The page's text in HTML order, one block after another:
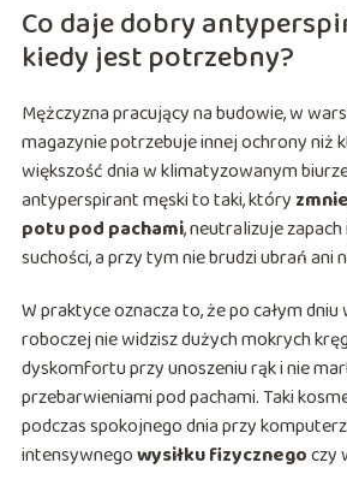
Co daje dobry
kiedy jest potrzebny?
Mężczyzna pracujący na budowie, w
magazynie potrzebuje innej ochrony niż
większość dnia w klimatyzowanym
antyperspirant męski to taki, który
potu pod pachami, neutralizuje
suchości, a przy tym nie brudzi ubrań ani
W praktyce oznacza to, że po całym
roboczej nie widzisz dużych mokrych
dyskomfortu przy unoszeniu rąk i nie
przebarwieniami pod pachami. Taki
podczas spokojnego dnia przy
intensywnegowysiłku fizycznegoczy